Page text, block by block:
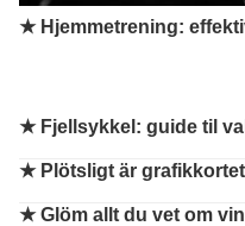
★ Hjemmetrening:
★ Fjellsykkel: guide til
★ Plötsligt är
★Glöm allt du vet om